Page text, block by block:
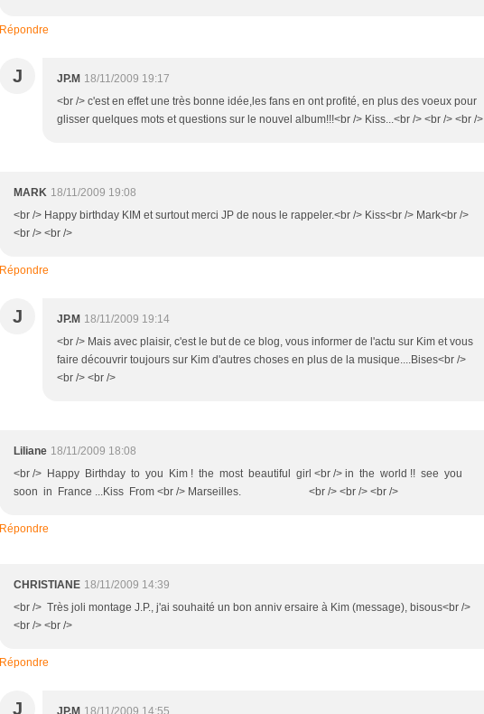
Répondre
J JP.M 18/11/2009 19:17
<br /> c'est en effet une très bonne idée,les fans en ont profité, en plus des voeux pour
glisser quelques mots et questions sur le nouvel album!!!<br /> Kiss...<br /> <br /> <br />
MARK 18/11/2009 19:08
<br /> Happy birthday KIM et surtout merci JP de nous le rappeler.<br /> Kiss<br /> Mark<br />
<br /> <br />
Répondre
J JP.M 18/11/2009 19:14
<br /> Mais avec plaisir, c'est le but de ce blog, vous informer de l'actu sur Kim et vous
faire découvrir toujours sur Kim d'autres choses en plus de la musique....Bises<br />
<br /> <br />
Liliane 18/11/2009 18:08
<br /> Happy Birthday to you Kim ! the most beautiful girl <br /> in the world !! see you
soon in France ...Kiss From <br /> Marseilles. <br /> <br /> <br />
Répondre
CHRISTIANE 18/11/2009 14:39
<br /> Très joli montage J.P., j'ai souhaité un bon anniv ersaire à Kim (message), bisous<br />
<br /> <br />
Répondre
J JP.M 18/11/2009 14:55